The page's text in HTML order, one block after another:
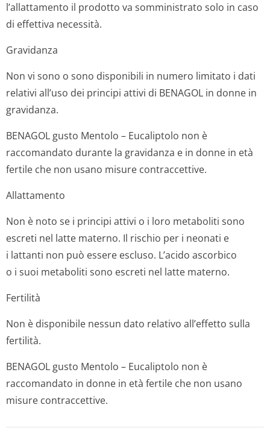
l’allattamento il prodotto va somministrato solo in caso
di effettiva necessità.
Gravidanza
Non vi sono o sono disponibili in numero limitato i dati
relativi all’uso dei principi attivi di BENAGOL in donne in
gravidanza.
BENAGOL gusto Mentolo – Eucaliptolo non è
raccomandato durante la gravidanza e in donne in età
fertile che non usano misure contraccettive.
Allattamento
Non è noto se i principi attivi o i loro metaboliti sono
escreti nel latte materno. Il rischio per i neonati e
i lattanti non può essere escluso. L’acido ascorbico
o i suoi metaboliti sono escreti nel latte materno.
Fertilità
Non è disponibile nessun dato relativo all’effetto sulla
fertilità.
BENAGOL gusto Mentolo – Eucaliptolo non è
raccomandato in donne in età fertile che non usano
misure contraccettive.